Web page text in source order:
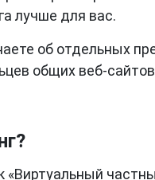
лучше для вас.
об отдельных
общих веб-